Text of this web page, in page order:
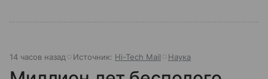
14 часов назад Источник: Hi-Tech Mail Наука